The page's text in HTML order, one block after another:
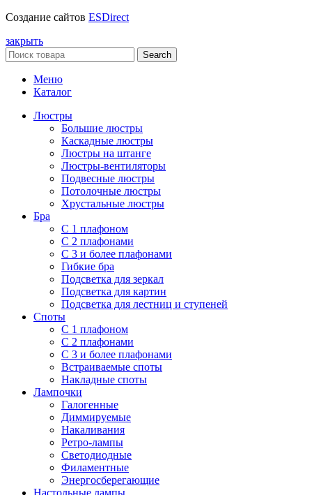
Создание сайтов ESDirect
закрыть
Search
Меню
Каталог
Люстры
Большие люстры
Каскадные люстры
Люстры на штанге
Люстры-вентиляторы
Подвесные люстры
Потолочные люстры
Хрустальные люстры
Бра
С 1 плафоном
С 2 плафонами
С 3 и более плафонами
Гибкие бра
Подсветка для зеркал
Подсветка для картин
Подсветка для лестниц и ступеней
Споты
С 1 плафоном
С 2 плафонами
С 3 и более плафонами
Встраиваемые споты
Накладные споты
Лампочки
Галогенные
Диммируемые
Накаливания
Ретро-лампы
Светодиодные
Филаментные
Энергосберегающие
Настольные лампы